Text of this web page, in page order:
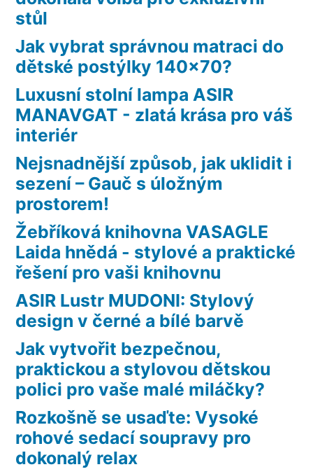
stůl
Jak vybrat správnou matraci do
dětské postýlky 140×70?
Luxusní stolní lampa ASIR
MANAVGAT - zlatá krása pro váš
interiér
Nejsnadnější způsob, jak uklidit i
sezení – Gauč s úložným
prostorem!
Žebříková knihovna VASAGLE
Laida hnědá - stylové a praktické
řešení pro vaši knihovnu
ASIR Lustr MUDONI: Stylový
design v černé a bílé barvě
Jak vytvořit bezpečnou,
praktickou a stylovou dětskou
polici pro vaše malé miláčky?
Rozkošně se usaďte: Vysoké
rohové sedací soupravy pro
dokonalý relax